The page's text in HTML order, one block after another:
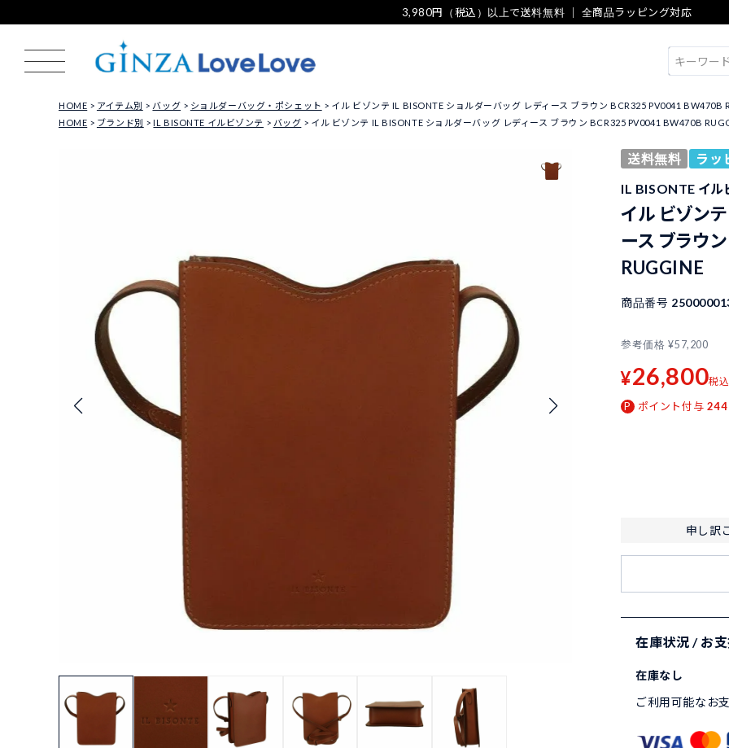
3,980円（税込）以上で送料無料 ｜ 全商品ラッピング対応
HOME アイテム別 バッグ ショルダーバッグ・ポシェット
イル ビゾンテ IL BISONTE ショルダーバッグ レディース ブラウン BCR325 PV0041 BW470B
HOME
ブランド別 IL BISONTE イルビゾンテ バッグ イル ビゾンテ IL BISONTE ショルダーバッグ レディース ブラウン BCR325 PV0041 BW470B
送料無料
ラッ
IL BISONTE イル
イル ビゾン
ース ブラウ
RUGGINE
商品番号
参考価格 ¥57,200
¥26,800税込
ポイント付与 244
申し訳
在庫状況 / お
在庫なし
ご利用可能なお